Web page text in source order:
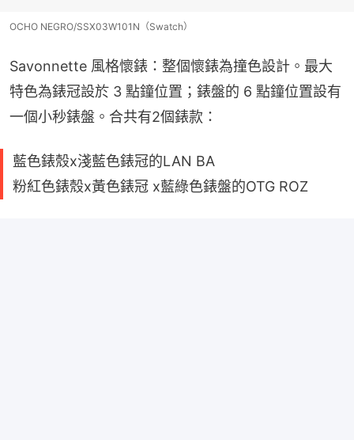
OCHO NEGRO/SSX03W101N（Swatch）
Savonnette 風格懷錶：整個懷錶為撞色設計。最大
特色為錶冠設於 3 點鐘位置；錶盤的 6 點鐘位置設有
一個小秒錶盤。合共有2個錶款：
藍色錶殼x淺藍色錶冠的LAN BA
粉紅色錶殼x黃色錶冠 x藍綠色錶盤的OTG ROZ